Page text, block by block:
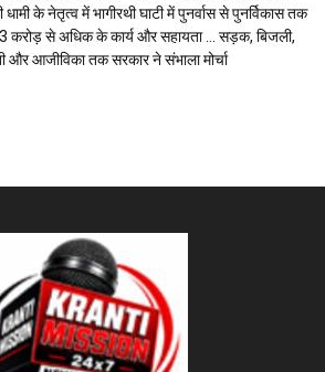
के नेतृत्व में भागीरथी घाटी में पुनर्वास से पुनर्विकास तक
करोड़ से अधिक के कार्य और सहायता … सड़क, बिजली,
और आजीविका तक सरकार ने संभाला मोर्चा